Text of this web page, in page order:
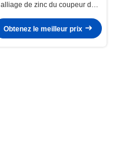
alliage de zinc du coupeur de
corps Gcr15 de 1 pouce
Obtenez le meilleur prix